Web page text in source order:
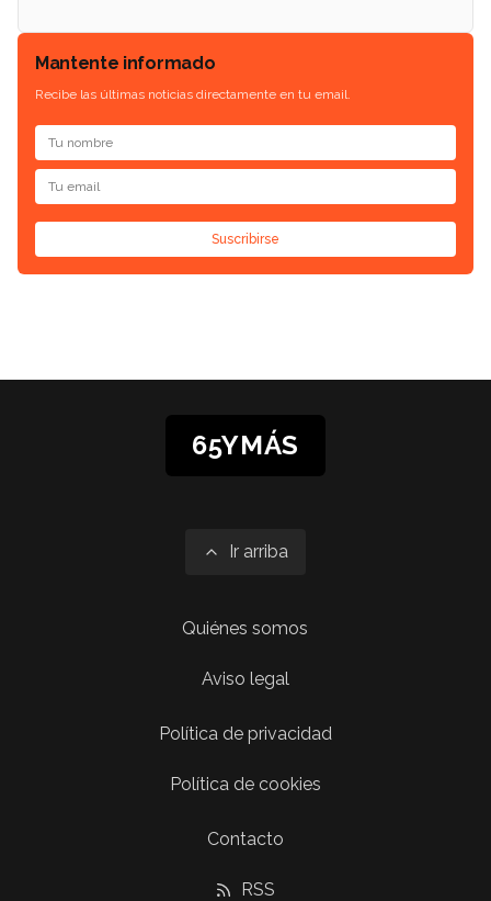
Mantente informado
Recibe las últimas noticias directamente en tu email.
Suscribirse
65YMÁS
Ir arriba
Quiénes somos
Aviso legal
Política de privacidad
Política de cookies
Contacto
RSS